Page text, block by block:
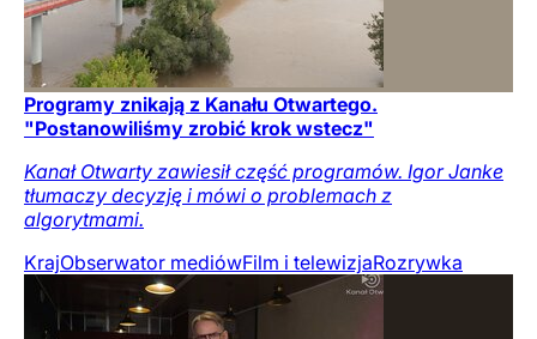
Programy znikają z Kanału Otwartego.
"Postanowiliśmy zrobić krok wstecz"
Kanał Otwarty zawiesił część programów. Igor Janke
tłumaczy decyzję i mówi o problemach z
algorytmami.
KrajObserwator mediówFilm i telewizjaRozrywka